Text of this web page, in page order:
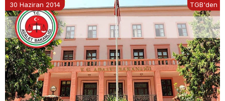
30 Haziran 2014 TGB'den